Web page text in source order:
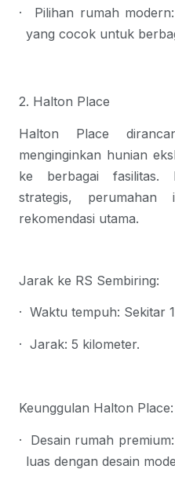
· Pilihan rumah modern
yang cocok untuk
2. Halton Place
Halton Place
menginginkan hunian
ke berbagai fasilitas.
strategis,
rekomendasi utama.
Jarak ke RS Sembiring:
· Waktu tempuh: Sekitar
· Jarak: 5 kilometer.
Keunggulan Halton Place:
· Desain rumah premium
luas dengan desain